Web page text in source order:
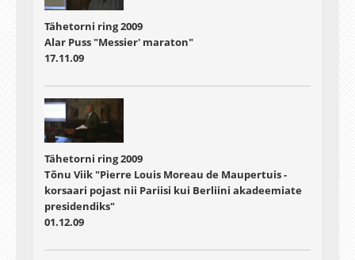
Tähetorni ring 2009
Alar Puss "Messier' maraton"
17.11.09
Tähetorni ring 2009
Tõnu Viik "Pierre Louis Moreau de Maupertuis -
korsaari pojast nii Pariisi kui Berliini akadeemiate
presidendiks"
01.12.09